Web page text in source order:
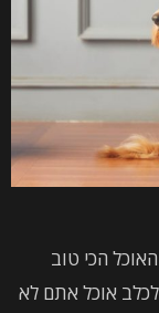
הכי טוב
אוכל אתם לא